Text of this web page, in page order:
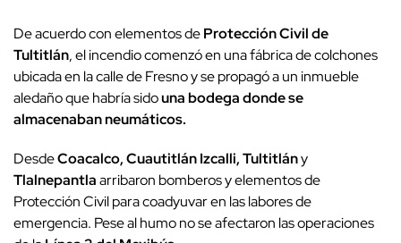
De acuerdo con elementos deProtección Civil de
Tultitlán, el incendio comenzó en una fábrica de colchones
ubicada en la calle de Fresno y se propagó a un inmueble
aledaño que habría sidouna bodega donde se
almacenaban neumáticos.
DesdeCoacalco, Cuautitlán Izcalli, Tultitlány
Tlalnepantlaarribaron bomberos y elementos de
Protección Civil para coadyuvar en las labores de
emergencia. Pese al humo no se afectaron las operaciones